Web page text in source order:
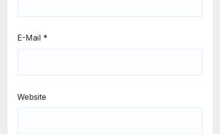
E-Mail *
Website